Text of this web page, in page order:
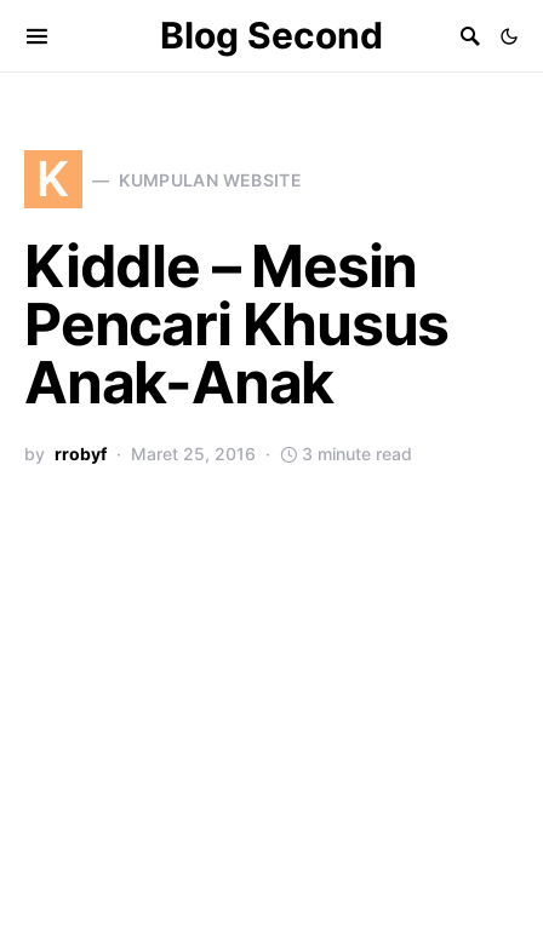
Blog Second
K KUMPULAN WEBSITE
Kiddle – Mesin
Pencari Khusus
Anak-Anak
by rrobyf Maret 25, 2016 3 minute read